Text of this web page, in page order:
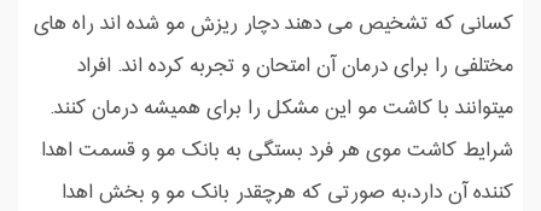
کسانی که تشخیص می دهند دچار ریزش مو شده اند راه های
مختلفی را برای درمان آن امتحان و تجربه کرده اند. افراد
میتوانند با کاشت مو این مشکل را برای همیشه درمان کنند.
شرایط کاشت موی هر فرد بستگی به بانک مو و قسمت اهدا
کننده آن دارد،به صورتی که هرچقدر بانک مو و بخش اهدا